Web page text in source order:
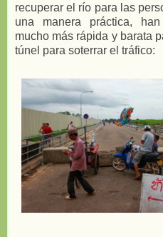
recuperar el río para las
una manera práctica,
mucho más rápida y barata
túnel para soterrar el tráfico: